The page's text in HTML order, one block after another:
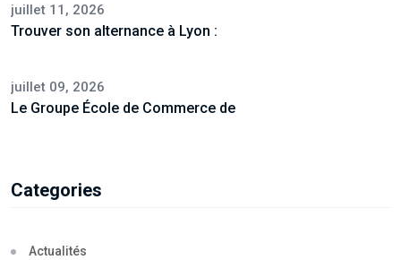
juillet 11, 2026
Trouver son alternance à Lyon :
juillet 09, 2026
Le Groupe École de Commerce de
Categories
Actualités